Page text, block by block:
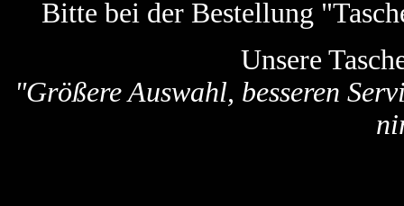
Bitte bei der Bestellung
Unsere
"Größere Auswahl, besseren